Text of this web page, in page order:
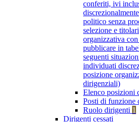
conferiti, ivi
politico senza
selezione e
organizzativa
pubblicare in
seguenti
individuati
posizione
dirigenziali)
Elenco posizioni
Posti di funzione
Ruolo dirigenti 1
Dirigenti cessati